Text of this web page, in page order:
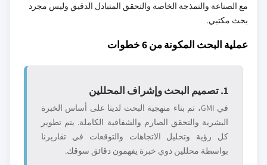
مع الصناعة والنمذجة الخاصة والتحقق المتبادل الدقيق وليس مجرد
بحث مكتبي.
عملية البحث المكونة من 6 خطوات
1. تصميم البحث وإشراف المحللين
في GMI، تم بناء منهجية البحث لدينا على أساس الخبرة
البشرية والتحقق الصارم والشفافية الكاملة. يتم تطوير
كل رؤية وتحليل الاتجاهات والتوقعات في تقاريرنا
بواسطة محللين ذوي خبرة يفهمون دقائق سوقك.